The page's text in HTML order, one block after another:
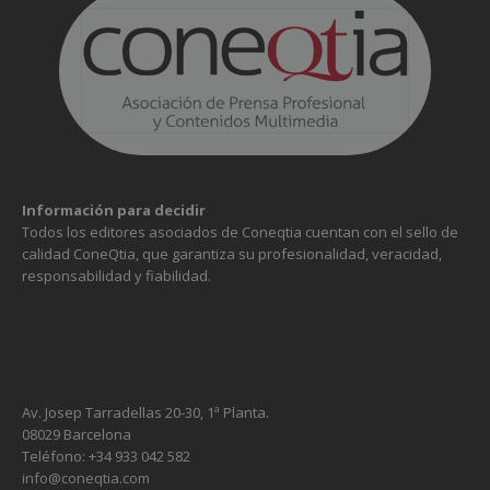
Información para decidir
Todos los editores asociados de Coneqtia cuentan con el sello de
calidad ConeQtia, que garantiza su profesionalidad, veracidad,
responsabilidad y fiabilidad.
Av. Josep Tarradellas 20-30, 1ª Planta.
08029 Barcelona
Teléfono: +34 933 042 582
info@coneqtia.com